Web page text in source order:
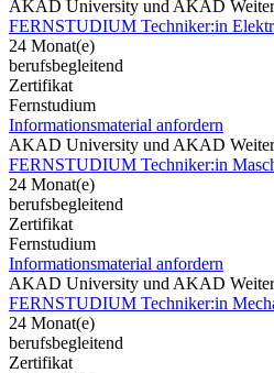
AKAD University und AKAD
FERNSTUDIUM Techniker:in
24 Monat(e)
berufsbegleitend
Zertifikat
Fernstudium
Informationsmaterial anfordern
AKAD University und AKAD
FERNSTUDIUM Techniker:in
24 Monat(e)
berufsbegleitend
Zertifikat
Fernstudium
Informationsmaterial anfordern
AKAD University und AKAD
FERNSTUDIUM Techniker:in
24 Monat(e)
berufsbegleitend
Zertifikat